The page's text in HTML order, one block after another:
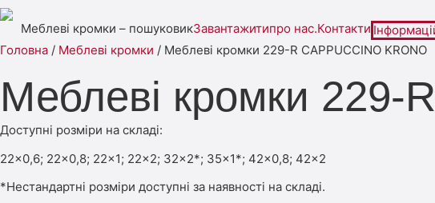
Меблеві кромки – пошуковикЗавантажитипро нас.Контакти
Головна / Меблеві кромки / Меблеві кромки 229-R CAPPUCCINO KRONO
Меблеві кромки 229-
Доступні розміри на складі:
22×0,6; 22×0,8; 22×1; 22×2; 32×2*; 35×1*; 42×0,8; 42×2
*Нестандартні розміри доступні за наявності на складі.